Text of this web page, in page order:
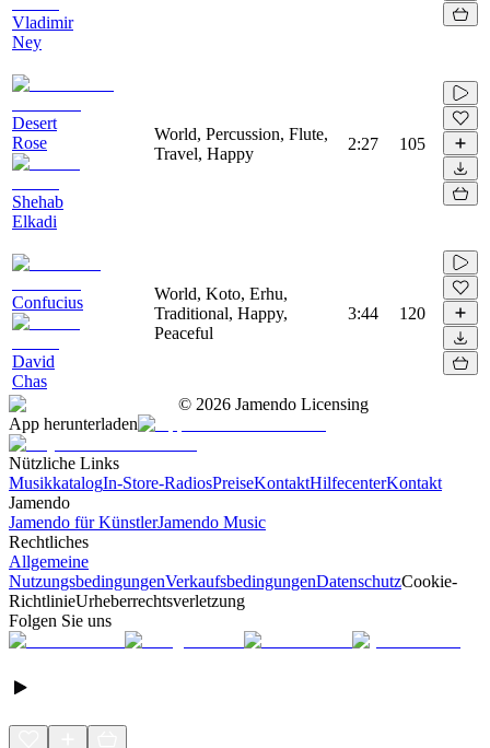
Vladimir
Ney
Desert
Rose
Shehab
Elkadi
World, Percussion, Flute,
Travel, Happy
2:27 105
Confucius
David
Chas
World, Koto, Erhu,
Traditional, Happy,
Peaceful
3:44 120
© 2026 Jamendo Licensing
App herunterladen
Nützliche Links
MusikkatalogIn-Store-RadiosPreiseKontaktHilfecenterKontakt
Jamendo
Jamendo für KünstlerJamendo Music
Rechtliches
Allgemeine
NutzungsbedingungenVerkaufsbedingungenDatenschutzCookie-
RichtlinieUrheberrechtsverletzung
Folgen Sie uns